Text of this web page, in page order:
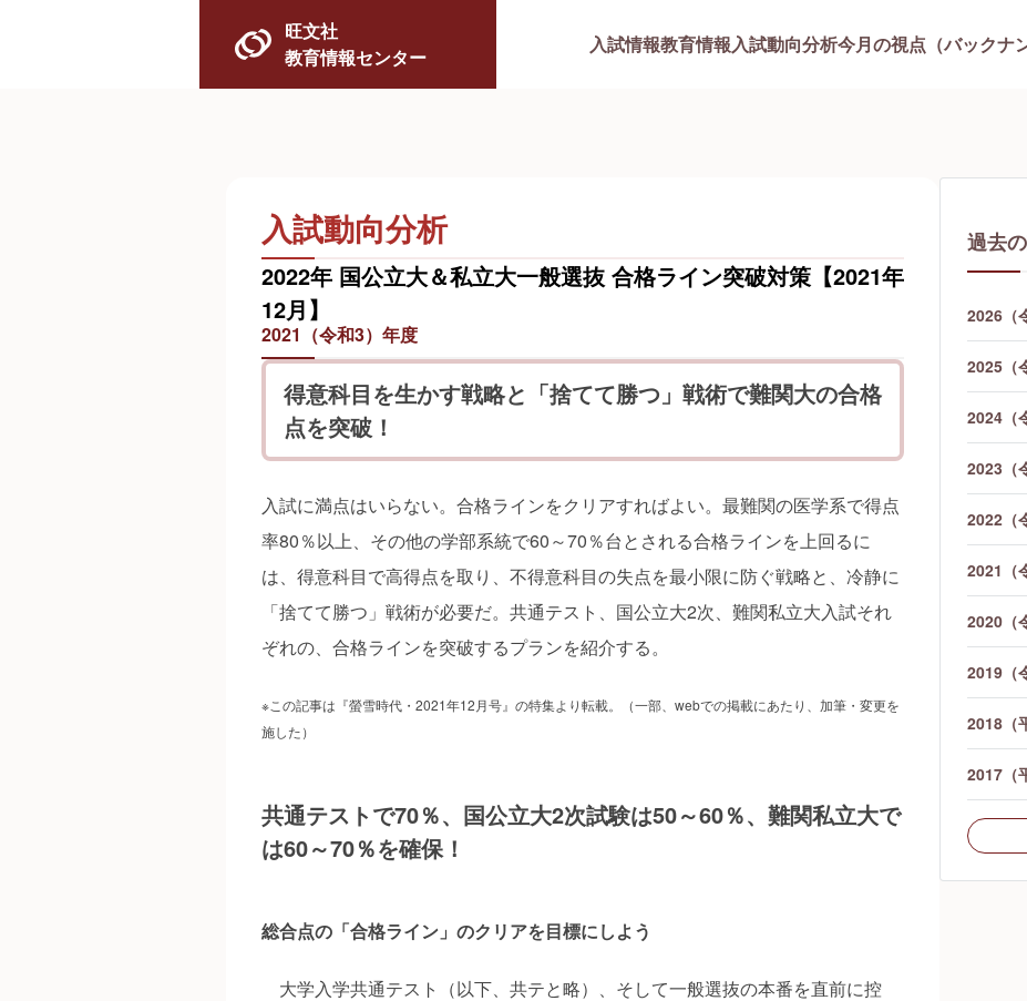
旺文社
教育情報センター
入試情報教育情報入試動向分析今月の視点（バックナ
入試動向分析
2022年 国公立大＆私立大一般選抜 合格ライン突破対策【2021年
12月】
2021（令和3）年度
得意科目を生かす戦略と「捨てて勝つ」戦術で難関大の合格
点を突破！
入試に満点はいらない。合格ラインをクリアすればよい。最難関の医学系で得点
率80％以上、その他の学部系統で60～70％台とされる合格ラインを上回るに
は、得意科目で高得点を取り、不得意科目の失点を最小限に防ぐ戦略と、冷静に
「捨てて勝つ」戦術が必要だ。共通テスト、国公立大2次、難関私立大入試それ
ぞれの、合格ラインを突破するプランを紹介する。
※この記事は『螢雪時代・2021年12月号』の特集より転載。（一部、webでの掲載にあたり、加筆・変更を
施した）
共通テストで70％、国公立大2次試験は50～60％、難関私立大で
は60～70％を確保！
総合点の「合格ライン」のクリアを目標にしよう
大学入学共通テスト（以下、共テと略）、そして一般選抜の本番を直前に控
過去
2026（
2025（
2024（
2023（
2022（
2021（
2020（
2019（
2018（
2017（